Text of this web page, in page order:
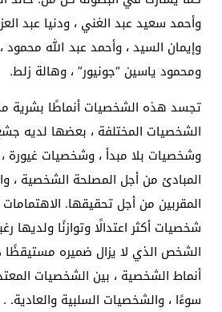
وأحمد سعيد عبد الغني ، ودنيا عبد
وإيمان السيد ، وأحمد عبد الله
ومحمود ياسين “جونيور” ، وهالة زلط.
تجسد هذه الشخصيات أنماطًا بشرية
الشخصيات المختلفة ، بعضها لديه
وشخصيات بلا مبدأ ، وشخصيات غيورة
المبادئ من أجل المصلحة الشخصية ،
المقربين من أجل تحقيقها.
شخصيات أكثر اعتدالًا وتوازنًا ولديها
الشخص الذي لا يزال ضميره
أنماط الشخصية ، بين الشخصيات
سوءًا ، والشخصيات السلبية والعادية. .